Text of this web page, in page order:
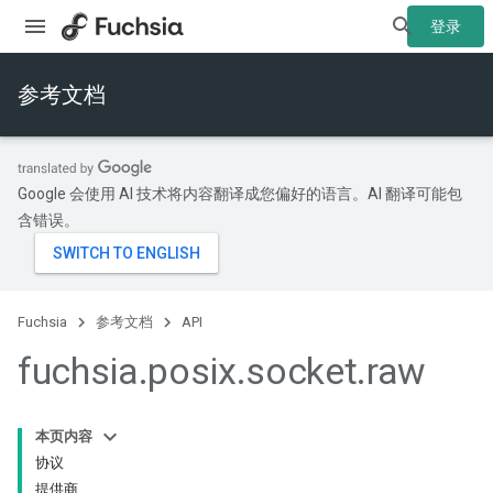
登录
参考文档
Google 会使用 AI 技术将内容翻译成您偏好的语言。AI 翻译可能包
含错误。
Fuchsia 参考文档 API
fuchsia.posix.socket.raw
本页内容
协议
提供商